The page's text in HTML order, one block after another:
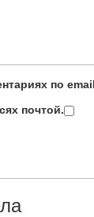
по
почтой.